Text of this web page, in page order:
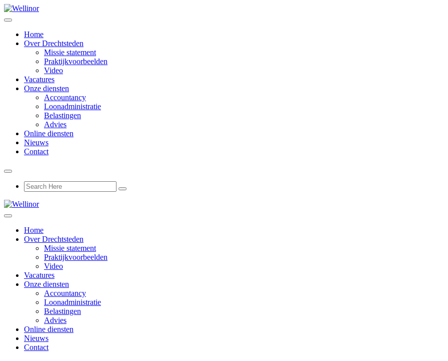
Home
Over Drechtsteden
Missie statement
Praktijkvoorbeelden
Video
Vacatures
Onze diensten
Accountancy
Loonadministratie
Belastingen
Advies
Online diensten
Nieuws
Contact
Home
Over Drechtsteden
Missie statement
Praktijkvoorbeelden
Video
Vacatures
Onze diensten
Accountancy
Loonadministratie
Belastingen
Advies
Online diensten
Nieuws
Contact